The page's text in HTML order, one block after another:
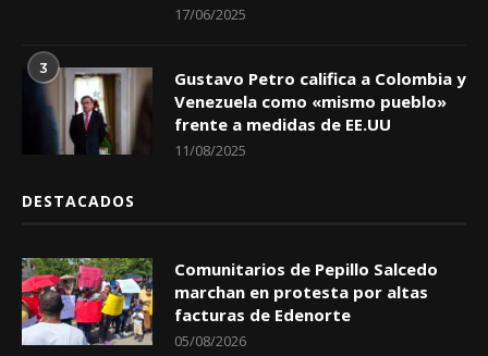
17/06/2025
3
Gustavo Petro califica a Colombia y
Venezuela como «mismo pueblo»
frente a medidas de EE.UU
11/08/2025
DESTACADOS
Comunitarios de Pepillo Salcedo
marchan en protesta por altas
facturas de Edenorte
05/08/2026